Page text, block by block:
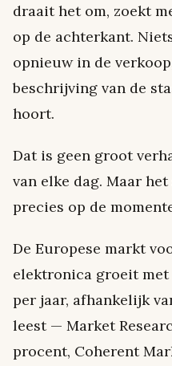
draait het om, zoekt
op de achterkant.
opnieuw in de
beschrijving van de
hoort.
Dat is geen groot
van elke dag. Maar
precies op de
De Europese markt
elektronica groeit met
per jaar, afhankelijk
leest — Market
procent, Coherent